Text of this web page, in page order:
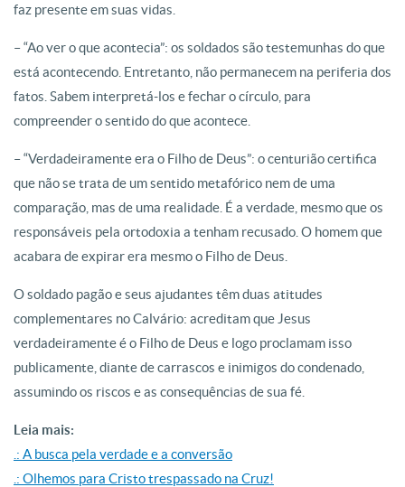
faz presente em suas vidas.
– “Ao ver o que acontecia”: os soldados são testemunhas do que
está acontecendo. Entretanto, não permanecem na periferia dos
fatos. Sabem interpretá-los e fechar o círculo, para
compreender o sentido do que acontece.
– “Verdadeiramente era o Filho de Deus”: o centurião certifica
que não se trata de um sentido metafórico nem de uma
comparação, mas de uma realidade. É a verdade, mesmo que os
responsáveis pela ortodoxia a tenham recusado. O homem que
acabara de expirar era mesmo o Filho de Deus.
O soldado pagão e seus ajudantes têm duas atitudes
complementares no Calvário: acreditam que Jesus
verdadeiramente é o Filho de Deus e logo proclamam isso
publicamente, diante de carrascos e inimigos do condenado,
assumindo os riscos e as consequências de sua fé.
Leia mais:
.: A busca pela verdade e a conversão
.: Olhemos para Cristo trespassado na Cruz!